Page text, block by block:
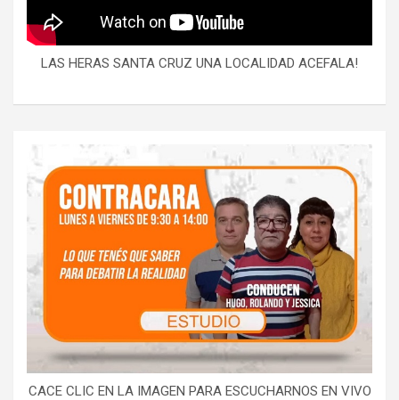
LAS HERAS SANTA CRUZ UNA LOCALIDAD ACEFALA!
CACE CLIC EN LA IMAGEN PARA ESCUCHARNOS EN VIVO